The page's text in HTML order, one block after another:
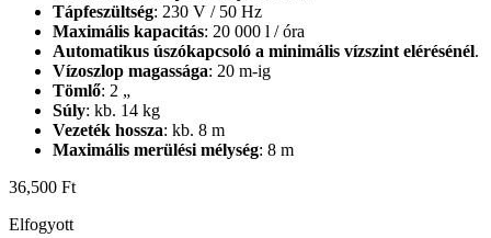
Tápfeszültség: 230 V / 50 Hz
Maximális kapacitás: 20 000 l / óra
Automatikus úszókapcsoló a minimális vízszint elérésénél.
Vízoszlop magassága: 20 m-ig
Tömlő: 2 „
Súly: kb. 14 kg
Vezeték hossza: kb. 8 m
Maximális merülési mélység: 8 m
36,500 Ft
Elfogyott